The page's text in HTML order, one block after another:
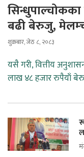
बढी बेरुजु,
शुक्रबार, जेठ ८, २०८३
यसै गरी, वित्तीय
लाख ४८ हजार रुपैयाँ